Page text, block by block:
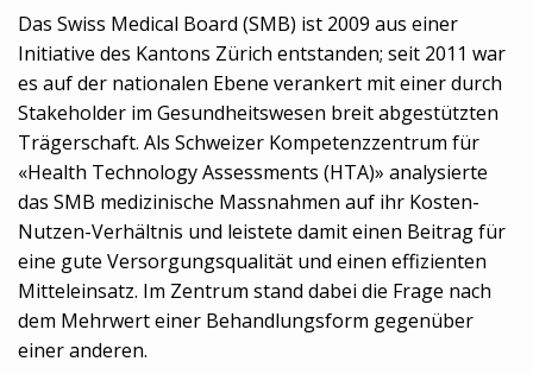
Das Swiss Medical Board (SMB) ist 2009 aus einer
Initiative des Kantons Zürich entstanden; seit 2011 war
es auf der nationalen Ebene verankert mit einer durch
Stakeholder im Gesundheitswesen breit abgestützten
Trägerschaft. Als Schweizer Kompetenzzentrum für
«Health Technology Assessments (HTA)» analysierte
das SMB medizinische Massnahmen auf ihr Kosten-
Nutzen-Verhältnis und leistete damit einen Beitrag für
eine gute Versorgungsqualität und einen effizienten
Mitteleinsatz. Im Zentrum stand dabei die Frage nach
dem Mehrwert einer Behandlungsform gegenüber
einer anderen.